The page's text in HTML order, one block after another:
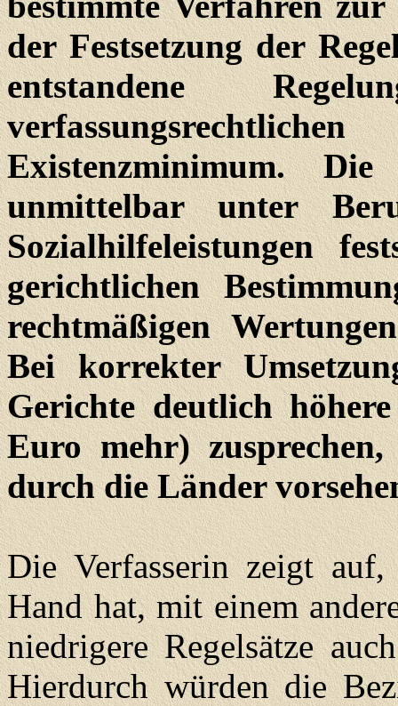
der Festsetzung der
entstandene
Existenzminimum.
unmittelbar unter
Sozialhilfeleistungen
gerichtlichen
rechtmäßigen
Bei korrekter
Gerichte deutlich
Euro mehr) zusprechen,
durch die Länder
Die Verfasserin zeigt
Hand hat, mit einem
niedrigere Regelsätze
Hierdurch würden die